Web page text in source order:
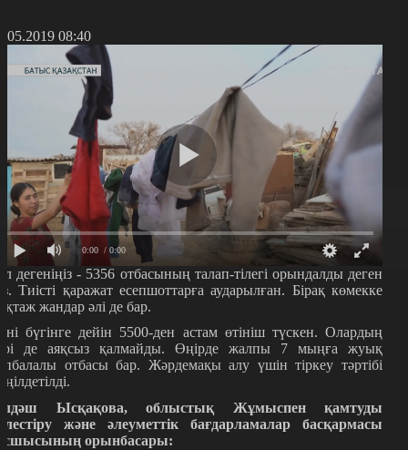
08:40
0:00 / 0:00
дегеніңіз - 5356 отбасының талап-тілегі орындалды деген
Тиісті қаражат есепшоттарға аударылған. Бірақ көмекке
жандар әлі де бар.
бүгінге дейін 5500-ден астам өтініш түскен. Олардың
де аяқсыз қалмайды. Өңірде жалпы 7 мыңға жуық
отбасы бар. Жәрдемақы алу үшін тіркеу тәртібі
Ысқақова, облыстық Жұмыспен қамтуды
және әлеуметтік бағдарламалар басқармасы
орынбасары: